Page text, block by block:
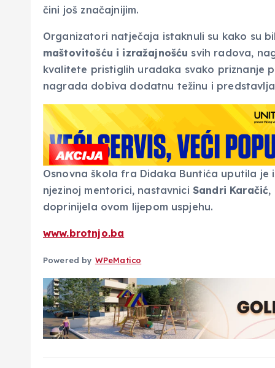
čini još značajnijim.
Organizatori natječaja istaknuli su kako su
maštovitošću i izražajnošću svih radova,
kvalitete pristiglih uradaka svako priznanje
nagrada dobiva dodatnu težinu i
Osnovna škola fra Didaka Buntića uputila je
njezinoj mentorici, nastavnici Sandri Karačić,
doprinijela ovom lijepom uspjehu.
www.brotnjo.ba
Powered by WPeMatico